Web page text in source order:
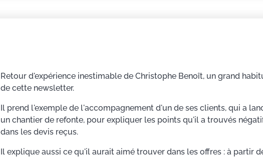
Retour d'expérience inestimable de Christophe Benoît, un grand
de cette newsletter.
Il prend l'exemple de l'accompagnement d'un de ses clients, qui a
un chantier de refonte, pour expliquer les points qu'il a trouvés
dans les devis reçus.
Il explique aussi ce qu'il aurait aimé trouver dans les offres : à partir